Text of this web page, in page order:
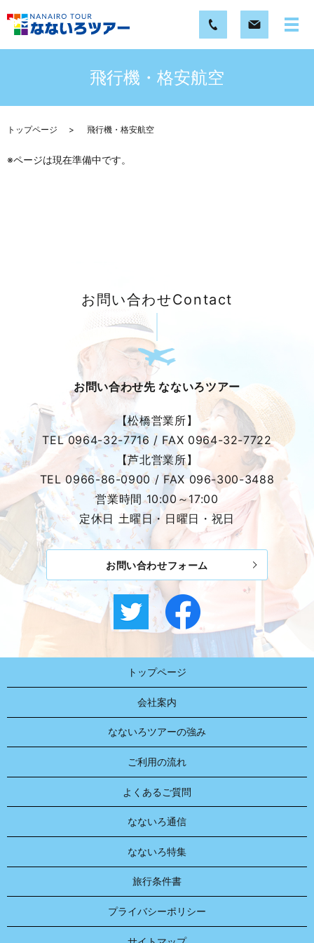
飛行機・格安航空
トップページ 飛行機・格安航空
※ページは現在準備中です。
お問い合わせContact
お問い合わせ先 なないろツアー
【松橋営業所】
TEL0964-32-7716 / FAX 0964-32-7722
【芦北営業所】
TEL0966-86-0900 / FAX 096-300-3488
営業時間 10:00～17:00
定休日 土曜日・日曜日・祝日
お問い合わせフォーム
トップページ
会社案内
なないろツアーの強み
ご利用の流れ
よくあるご質問
なないろ通信
なないろ特集
旅行条件書
プライバシーポリシー